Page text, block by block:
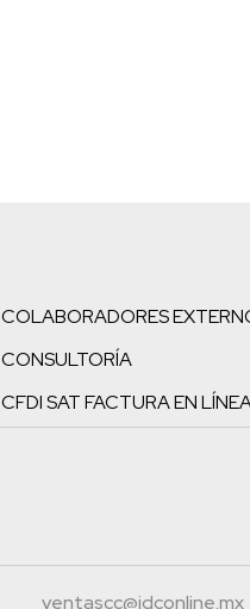
COLABORADORES
CONSULTORÍA
CFDI SAT FACTURA EN
ventascc@idconline.mx